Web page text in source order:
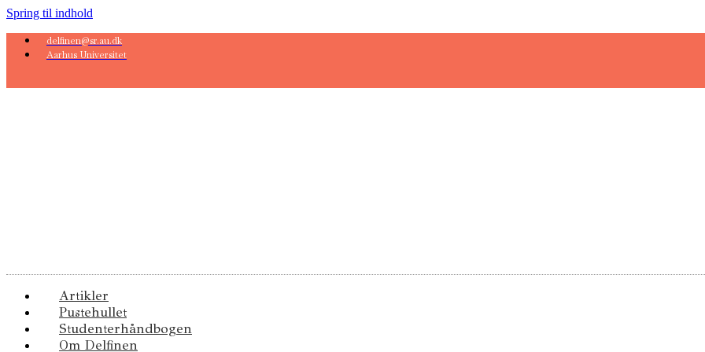
Spring til indhold
delfinen@sr.au.dk
Aarhus Universitet
Artikler
Pustehullet
Studenterhåndbogen
Om Delfinen